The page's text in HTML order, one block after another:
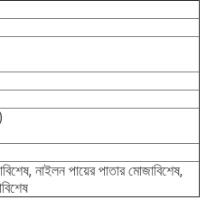
নাইলন পায়ের পাতার মোজাবিশেষ,